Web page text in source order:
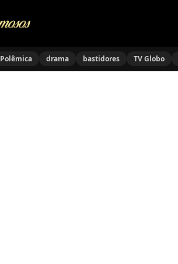
Polêmica drama bastidores TV Globo